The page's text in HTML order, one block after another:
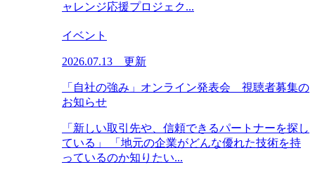
ャレンジ応援プロジェク...
イベント
2026.07.13 更新
「自社の強み」オンライン発表会 視聴者募集の
お知らせ
「新しい取引先や、信頼できるパートナーを探し
ている」 「地元の企業がどんな優れた技術を持
っているのか知りたい...